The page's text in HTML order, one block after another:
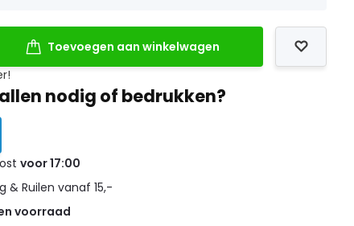
Toevoegen aan winkelwagen
nodig of bedrukken?
voor 17:00
& Ruilen vanaf 15,-
voorraad